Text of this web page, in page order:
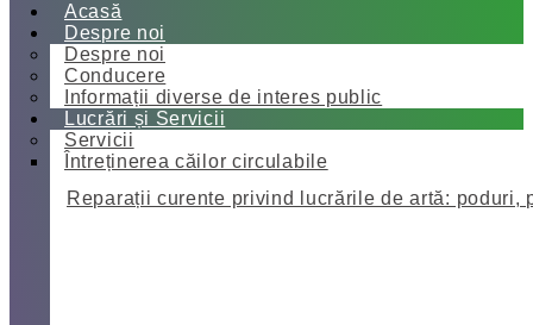
Acasă
Despre noi
Despre noi
Conducere
Informații diverse de interes public
Lucrări și Servicii
Servicii
Întreținerea căilor circulabile
Reparații curente privind lucrările de artă: poduri,